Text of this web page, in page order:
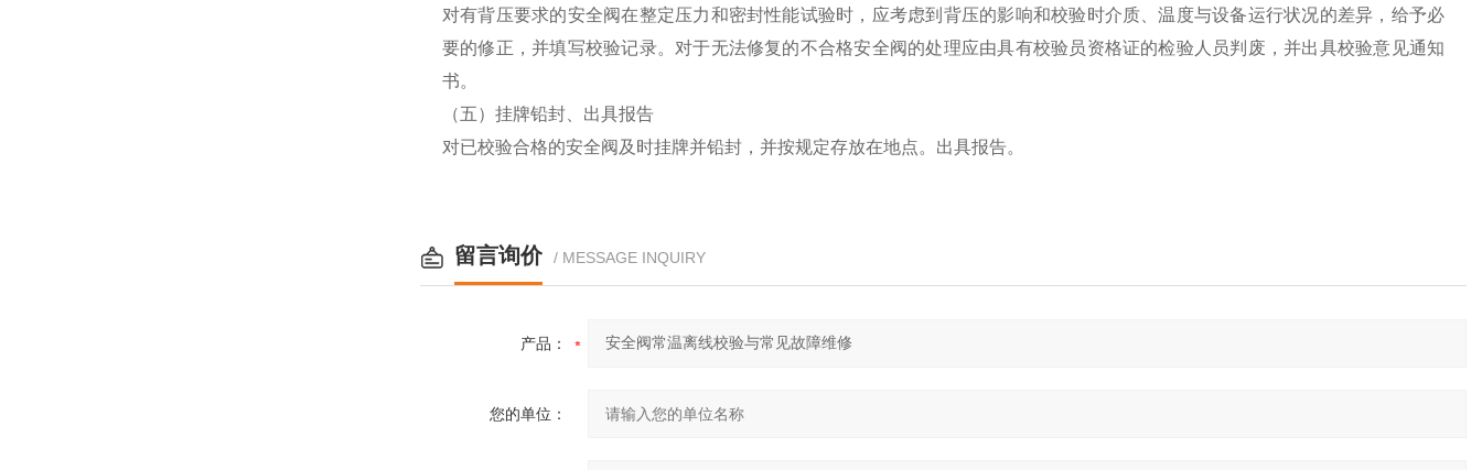
对有背压要求的安全阀在整定压力和密封性能试验时，应考虑到背压的影响和校验时介质、温度与设备运行状况的差异，给予必
要的修正，并填写校验记录。对于无法修复的不合格安全阀的处理应由具有校验员资格证的检验人员判废，并出具校验意见通知
书。
（五）挂牌铅封、出具报告
对已校验合格的安全阀及时挂牌并铅封，并按规定存放在地点。出具报告。
留言询价 / MESSAGE INQUIRY
产品：
您的单位：